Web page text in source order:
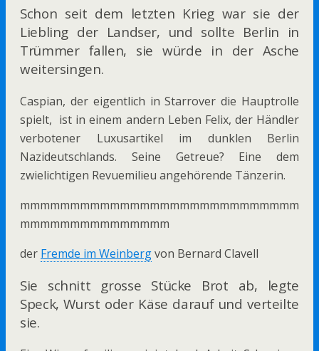
Schon seit dem letzten Krieg war sie der
Liebling der Landser, und sollte Berlin in
Trümmer fallen, sie würde in der Asche
weitersingen.
Caspian, der eigentlich in Starrover die Hauptrolle
spielt, ist in einem andern Leben Felix, der Händler
verbotener Luxusartikel im dunklen Berlin
Nazideutschlands. Seine Getreue? Eine dem
zwielichtigen Revuemilieu angehörende Tänzerin.
mmmmmmmmmmmmmmmmmmmmmmmmmmmm
mmmmmmmmmmmmmmm
der Fremde im Weinbergvon Bernard Clavell
Sie schnitt grosse Stücke Brot ab, legte
Speck, Wurst oder Käse darauf und verteilte
sie.